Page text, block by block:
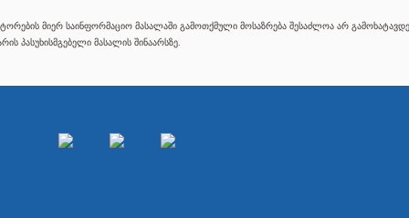
მიერ საინფორმაციო მასალაში გამოთქმული მოსაზრება შესაძლოა არ
პასუხისმგებელი მასალის შინაარსზე.